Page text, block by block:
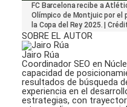
seconds
30
seconds
FC Barcelona recibe a
Olímpico de Montjuic por el
la Copa del Rey 2025. |
SOBRE EL AUTOR
Jairo Rúa
Coordinador SEO en
capacidad de
resultados de búsqueda
experiencia en el
estrategias, con